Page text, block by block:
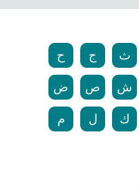
ث ج ح
ش ص ض
ك ل م